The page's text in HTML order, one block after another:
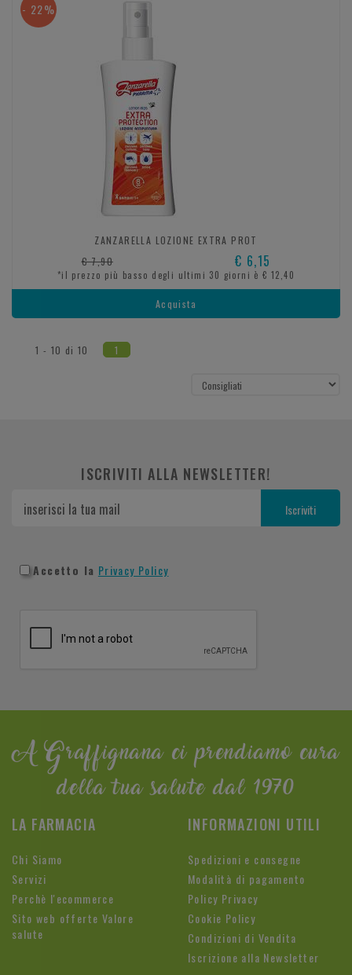
ZANZARELLA LOZIONE EXTRA PROT
- 22%
€ 7,90 € 6,15
*il prezzo più basso degli ultimi 30 giorni è € 12,40
Acquista
1 - 10 di 10 1
ISCRIVITI ALLA NEWSLETTER!
Accetto la Privacy Policy
A Graffignana ci prendiamo cura
della tua salute dal 1970
LA FARMACIA
Chi Siamo
Servizi
Perchè l'ecommerce
Sito web offerte Valore
salute
INFORMAZIONI UTILI
Spedizioni e consegne
Modalità di pagamento
Policy Privacy
Cookie Policy
Condizioni di Vendita
Iscrizione alla Newsletter